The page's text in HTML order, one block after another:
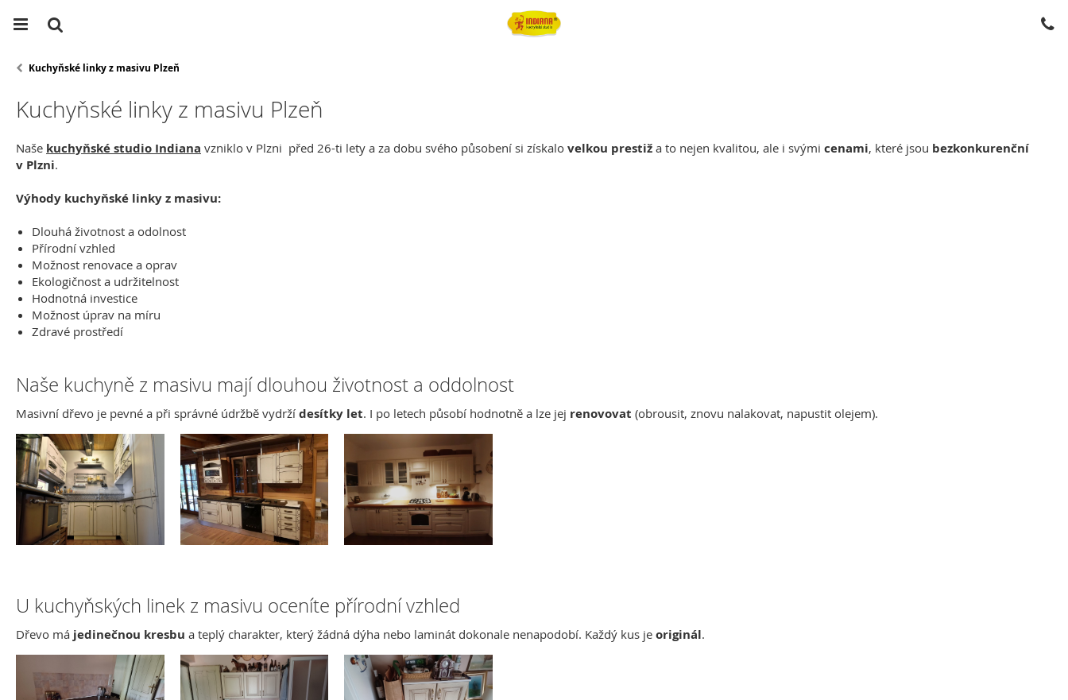
Kuchyňské linky z masivu Plzeň
Kuchyňské linky z masivu Plzeň
Naše kuchyňské studio Indiana vzniklo v Plzni před 26-ti lety a za dobu svého působení si získalo velkou prestiž a to nejen kvalitou, ale i svými cenami, které jsou bezkonkurenční
v Plzni.
Výhody kuchyňské linky z masivu:
Dlouhá životnost a odolnost
Přírodní vzhled
Možnost renovace a oprav
Ekologičnost a udržitelnost
Hodnotná investice
Možnost úprav na míru
Zdravé prostředí
Naše kuchyně z masivu mají dlouhou životnost a oddolnost
Masivní dřevo je pevné a při správné údržbě vydrží desítky let. I po letech působí hodnotně a lze jej renovovat (obrousit, znovu nalakovat, napustit olejem).
U kuchyňských linek z masivu oceníte přírodní vzhled
Dřevo má jedinečnou kresbu a teplý charakter, který žádná dýha nebo laminát dokonale nenapodobí. Každý kus je originál.